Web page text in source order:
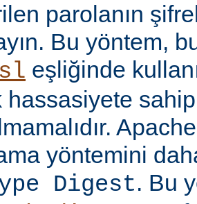
parolanın
Bu yöntem,
eşliğinde
hassasiyete
yöntemini
Digest. Bu